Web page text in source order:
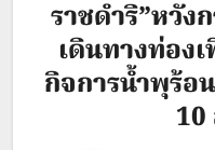
ราชดำริ”หวัง
เดินทางท่อง
กิจการน้ำพุร้อ